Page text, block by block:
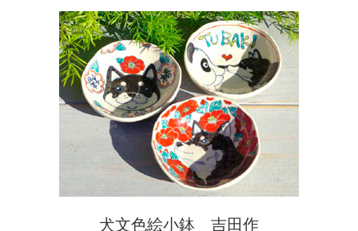
犬文色絵小鉢 吉田作